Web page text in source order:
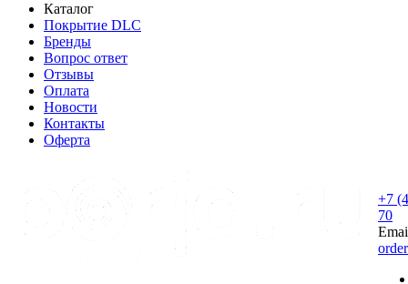
Каталог
Покрытие DLC
Бренды
Вопрос ответ
Отзывы
Оплата
Новости
Контакты
Оферта
+7
70